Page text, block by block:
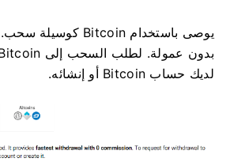
يوصى باستخدام Bitcoin كوسيلة سحب.
بدون عمولة.
لديك حساب Bitcoin أو إنشائه.